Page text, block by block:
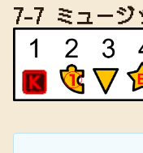
7-7 ミュージ